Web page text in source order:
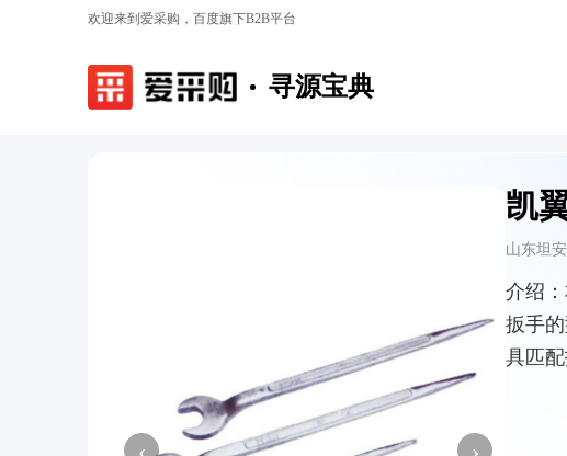
欢迎来到爱采购，百度旗下B2B平台
寻源宝典
‹ ›
凯
山东坦
介绍：
扳手
具匹